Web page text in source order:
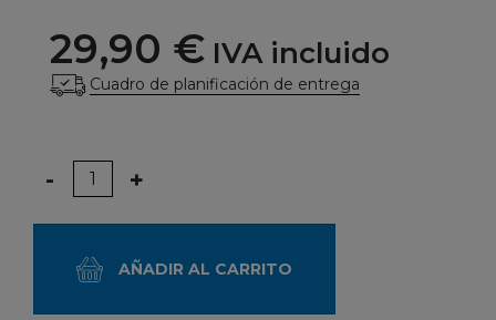
29,90 € IVA incluido
Cuadro de planificación de entrega
Cantidad
- +
AÑADIR AL CARRITO